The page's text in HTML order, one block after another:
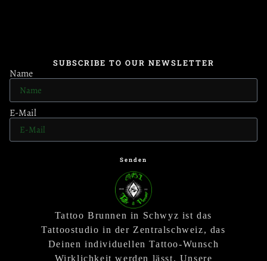
SUBSCRIBE TO OUR NEWSLETTER
Name
E-Mail
Senden
Tattoo Brunnen in Schwyz ist das
Tattoostudio in der Zentralschweiz, das
Deinen individuellen Tattoo-Wunsch
Wirklichkeit werden lässt. Unsere